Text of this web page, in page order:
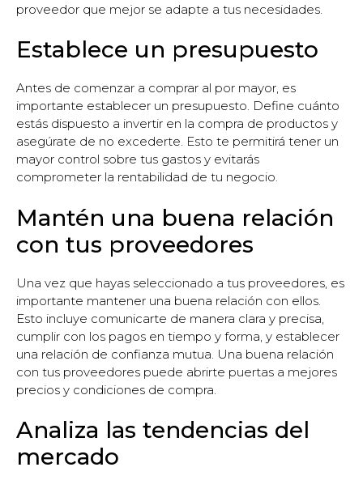
proveedor que mejor se adapte a tus necesidades.
Establece un presupuesto
Antes de comenzar a comprar al por mayor, es
importante establecer un presupuesto. Define cuánto
estás dispuesto a invertir en la compra de productos y
asegúrate de no excederte. Esto te permitirá tener un
mayor control sobre tus gastos y evitarás
comprometer la rentabilidad de tu negocio.
Mantén una buena relación
con tus proveedores
Una vez que hayas seleccionado a tus proveedores, es
importante mantener una buena relación con ellos.
Esto incluye comunicarte de manera clara y precisa,
cumplir con los pagos en tiempo y forma, y establecer
una relación de confianza mutua. Una buena relación
con tus proveedores puede abrirte puertas a mejores
precios y condiciones de compra.
Analiza las tendencias del
mercado